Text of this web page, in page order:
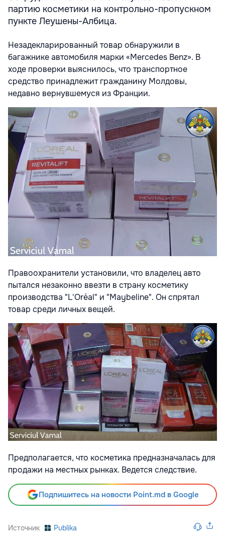
партию косметики на контрольно-пропускном
пункте Леушены-Албица.
Незадекларированный товар обнаружили в
багажнике автомобиля марки «Mercedes Benz». В
ходе проверки выяснилось, что транспортное
средство принадлежит гражданину Молдовы,
недавно вернувшемуся из Франции.
Правоохранители установили, что владелец авто
пытался незаконно ввезти в страну косметику
производства "L'Oréal" и "Maybeline". Он спрятал
товар среди личных вещей.
Предполагается, что косметика предназначалась для
продажи на местных рынках. Ведется следствие.
Подпишитесь на новости Point.md в Google
Источник Publika